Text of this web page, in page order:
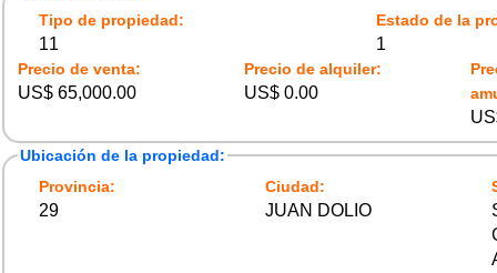
Tipo de propiedad:
11
Estado de la
1
Precio de venta:
US$ 65,000.00
Precio de alquiler:
US$ 0.00
Ubicación de la propiedad:
Provincia:
29
Ciudad:
JUAN DOLIO